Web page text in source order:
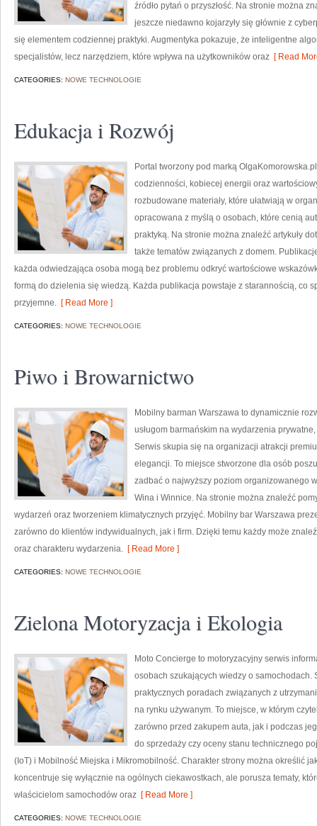
źródło pytań o przyszłość. Na stronie można
jeszcze niedawno kojarzyły się głównie z
się elementem codziennej praktyki. Augmentyka pokazuje, że inteligentne
specjalistów, lecz narzędziem, które wpływa na użytkowników oraz [ Read
CATEGORIES: NOWE TECHNOLOGIE
Edukacja i Rozwój
Portal tworzony pod marką
codzienności, kobiecej energii oraz
rozbudowane materiały, które ułatwiają w
opracowana z myślą o osobach, które cenią
praktyką. Na stronie można znaleźć artykuły
także tematów związanych z domem.
każda odwiedzająca osoba mogą bez problemu odkryć wartościowe
formą do dzielenia się wiedzą. Każda publikacja powstaje z starannością, co
przyjemne. [ Read More ]
CATEGORIES: NOWE TECHNOLOGIE
Piwo i Browarnictwo
Mobilny barman Warszawa to dynamicznie
usługom barmańskim na wydarzenia
Serwis skupia się na organizacji atrakcji
elegancji. To miejsce stworzone dla osób
zadbać o najwyższy poziom organizowanego
Wina i Winnice. Na stronie można znaleźć
wydarzeń oraz tworzeniem klimatycznych przyjęć. Mobilny bar Warszawa
zarówno do klientów indywidualnych, jak i firm. Dzięki temu każdy może
oraz charakteru wydarzenia. [ Read More ]
CATEGORIES: NOWE TECHNOLOGIE
Zielona Motoryzacja i Ekologia
Moto Concierge to motoryzacyjny serwis
osobach szukających wiedzy o samochodach.
praktycznych poradach związanych z
na rynku używanym. To miejsce, w którym
zarówno przed zakupem auta, jak i podczas
do sprzedaży czy oceny stanu technicznego
(IoT) i Mobilność Miejska i Mikromobilność. Charakter strony można określić
koncentruje się wyłącznie na ogólnych ciekawostkach, ale porusza tematy,
właścicielom samochodów oraz [ Read More ]
CATEGORIES: NOWE TECHNOLOGIE